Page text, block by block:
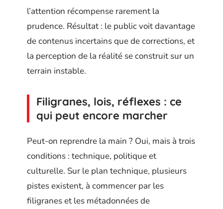
l’attention récompense rarement la
prudence. Résultat : le public voit davantage
de contenus incertains que de corrections, et
la perception de la réalité se construit sur un
terrain instable.
Filigranes, lois, réflexes : ce
qui peut encore marcher
Peut-on reprendre la main ? Oui, mais à trois
conditions : technique, politique et
culturelle. Sur le plan technique, plusieurs
pistes existent, à commencer par les
filigranes et les métadonnées de